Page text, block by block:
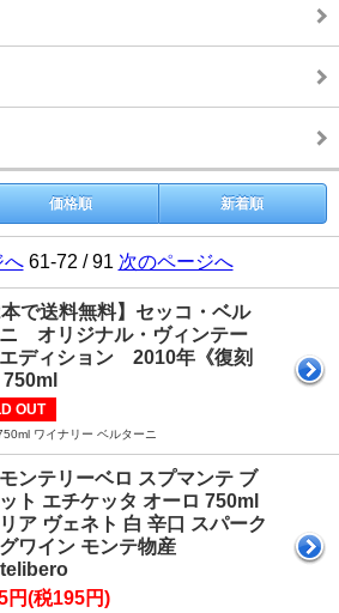
価格順 新着順
へ61-72 / 91 次のページへ
本で送料無料】セッコ・ベル
オリジナル・ヴィンテー
ディション 2010年《復刻
OUT
ワイナリー ベルターニ
モンテリーベロ スプマンテ ブ
ト エチケッタ オーロ 750ml
ア ヴェネト 白 辛口 スパーク
ワイン モンテ物産
円(税195円)